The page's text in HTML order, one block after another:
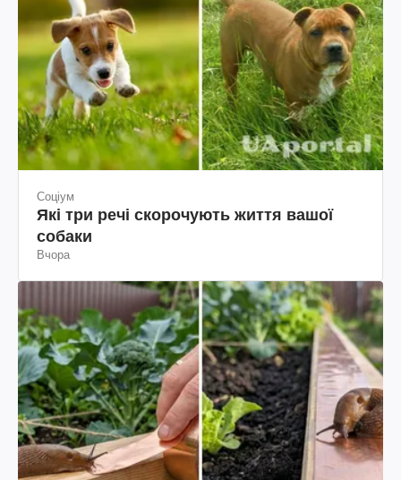
Соціум
Які три речі скорочують життя вашої
собаки
Вчора